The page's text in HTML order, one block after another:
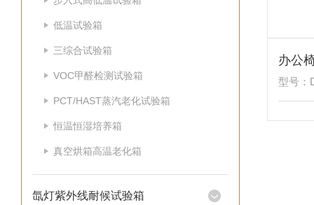
低温试验箱
三综合试验箱
VOC甲醛检测试验箱
PCT/HAST蒸汽老化试验箱
恒温恒湿培养箱
真空烘箱高温老化箱
氙灯紫外线耐候试验箱
办公
型号：